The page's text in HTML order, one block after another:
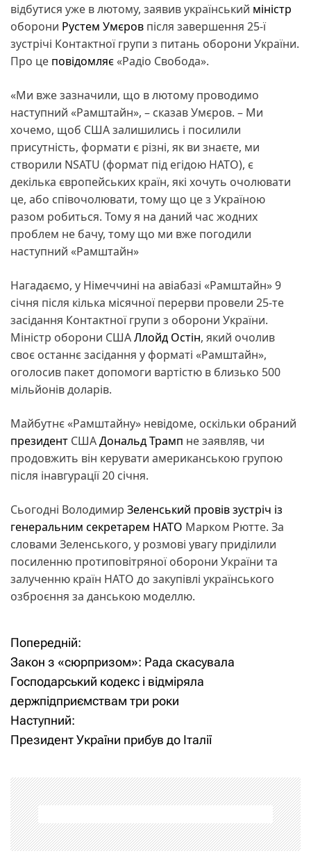
відбутися уже в лютому, заявив український міністр
оборони Рустем Умєров після завершення 25-ї
зустрічі Контактної групи з питань оборони України.
Про це повідомляє«Радіо Свобода».
«Ми вже зазначили, що в лютому проводимо
наступний «Рамштайн», – сказав Умєров. – Ми
хочемо, щоб США залишились і посилили
присутність, формати є різні, як ви знаєте, ми
створили NSATU (формат під егідою НАТО), є
декілька європейських країн, які хочуть очолювати
це, або співочолювати, тому що це з Україною
разом робиться. Тому я на даний час жодних
проблем не бачу, тому що ми вже погодили
наступний «Рамштайн»
Нагадаємо, у Німеччині на авіабазі «Рамштайн» 9
січня після кілька місячної перерви провели 25-те
засідання Контактної групи з оборони України.
Міністр оборони СШАЛлойд Остін, який очолив
своє останнє засідання у форматі «Рамштайн»,
оголосив пакет допомоги вартістю в близько 500
мільйонів доларів.
Майбутнє «Рамштайну» невідоме, оскільки обраний
президент СШАДональд Трамп не заявляв, чи
продовжить він керувати американською групою
після інавгурації 20 січня.
Сьогодні Володимир Зеленський провів зустріч із
генеральним секретарем НАТО Марком Рютте. За
словами Зеленського, у розмові увагу приділили
посиленню протиповітряної оборони України та
залученню країн НАТО до закупівлі українського
озброєння за данською моделлю.
Н
а
в
і
а
ц
і
Попередній:
Закон з «сюрпризом»: Рада скасувала
Господарський кодекс і відміряла
держпідприємствам три роки
Наступний:
Президент України прибув до Італії